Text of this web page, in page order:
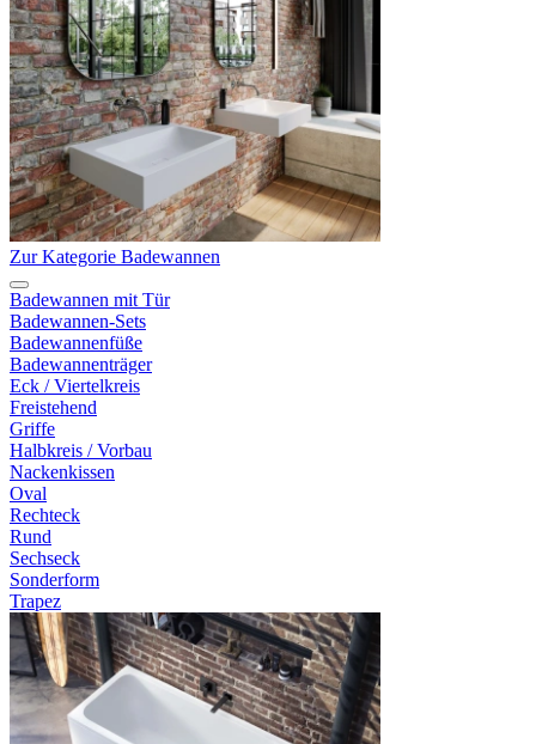
Zur Kategorie Badewannen
Badewannen mit Tür
Badewannen-Sets
Badewannenfüße
Badewannenträger
Eck / Viertelkreis
Freistehend
Griffe
Halbkreis / Vorbau
Nackenkissen
Oval
Rechteck
Rund
Sechseck
Sonderform
Trapez